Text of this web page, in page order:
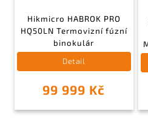
Hikmicro HABROK PRO
HQ50LN Termovizní fúzní
binokulár
99 999 Kč
Detail